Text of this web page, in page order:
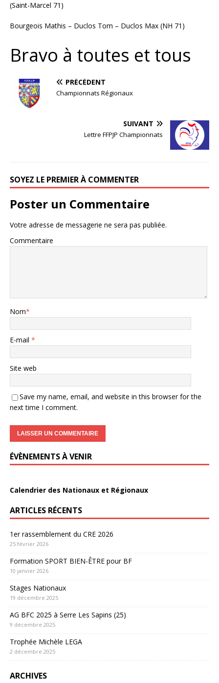
(Saint-Marcel 71)
Bourgeois Mathis – Duclos Tom – Duclos Max (NH 71)
Bravo à toutes et tous
PRÉCÉDENT
Championnats Régionaux
SUIVANT
Lettre FFPJP Championnats
SOYEZ LE PREMIER À COMMENTER
Poster un Commentaire
Votre adresse de messagerie ne sera pas publiée.
Commentaire
Nom*
E-mail *
Site web
Save my name, email, and website in this browser for the
next time I comment.
ÉVÈNEMENTS À VENIR
Calendrier des Nationaux et Régionaux
ARTICLES RÉCENTS
1er rassemblement du CRE 2026
25 février 2026
Formation SPORT BIEN-ÊTRE pour BF
10 janvier 2026
Stages Nationaux
19 décembre 2025
AG BFC 2025 à Serre Les Sapins (25)
9 décembre 2025
Trophée Michèle LEGA
2 décembre 2025
ARCHIVES